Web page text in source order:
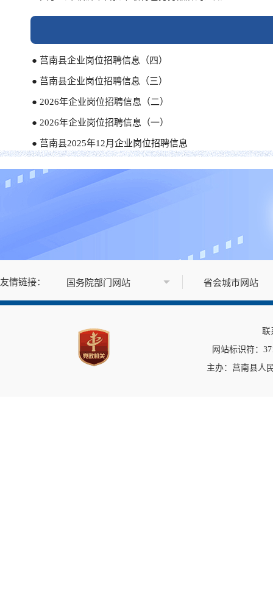
● 莒南县企业岗位招聘信息（四）
● 莒南县企业岗位招聘信息（三）
● 2026年企业岗位招聘信息（二）
● 2026年企业岗位招聘信息（一）
● 莒南县2025年12月企业岗位招聘信息